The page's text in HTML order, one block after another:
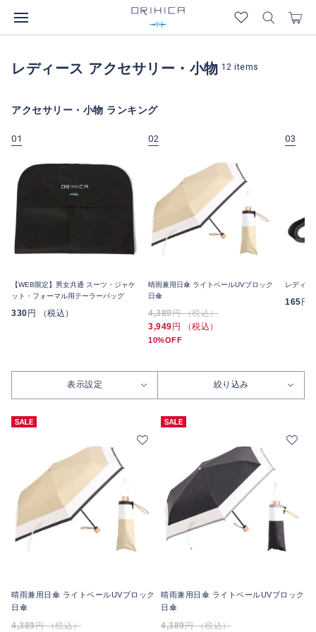
レディース アクセサリー・小物 12 items
アクセサリー・小物 ランキング
01
【WEB限定】男女共通 スーツ・ジャケ
ット・フォーマル用テーラーバッグ
330 円 （税込）
02
晴雨兼用日傘 ライトベールUVブロック
日傘
4,389円 （税込）
3,949 円 （税込）
10%OFF
03
レディス
165 円
表示設定 絞り込み
晴雨兼用日傘 ライトベールUVブロック
日傘
4,389円 （税込）
晴雨兼用日傘 ライトベールUVブロック
日傘
4,389円 （税込）